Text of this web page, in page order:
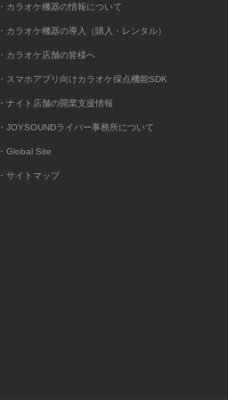
・カラオケ機器の情報について
・カラオケ機器の導入（購入・レンタル）
・カラオケ店舗の皆様へ
・スマホアプリ向けカラオケ採点機能SDK
・ナイト店舗の開業支援情報
・JOYSOUNDライバー事務所について
・Global Site
・サイトマップ